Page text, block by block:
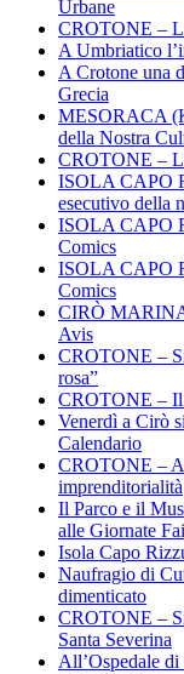
Urbane
CROTONE –
A Umbriatico
A Crotone una
Grecia
MESORACA
della Nostra
CROTONE –
ISOLA CAPO
esecutivo della
ISOLA CAPO
Comics
ISOLA CAPO
Comics
CIRÒ
Avis
CROTONE –
rosa”
CROTONE – Il
Venerdì a Cirò
Calendario
CROTONE –
imprenditorialità
Il Parco e il
alle Giornate Fai
Isola Capo
Naufragio di
dimenticato
CROTONE –
Santa Severina
All’Ospedale